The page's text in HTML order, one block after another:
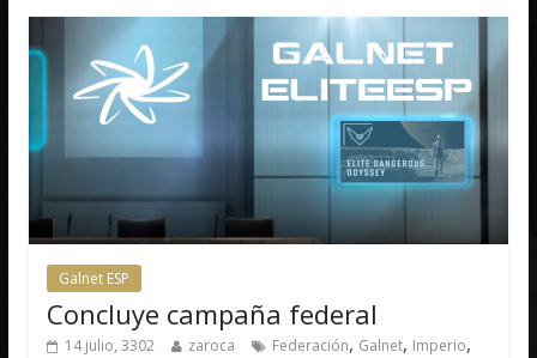
Galnet ESP
Concluye campaña federal
14 julio, 3302 zaroca Federación, Galnet, Imperio,